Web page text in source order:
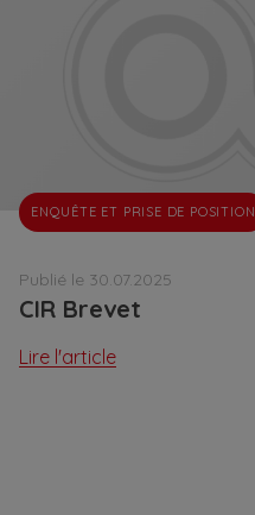
ENQUÊTE ET PRISE DE POSITION
Publié le 30.07.2025
CIR Brevet
Lire l'article